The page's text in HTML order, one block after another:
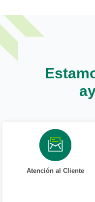
Atención al Cliente